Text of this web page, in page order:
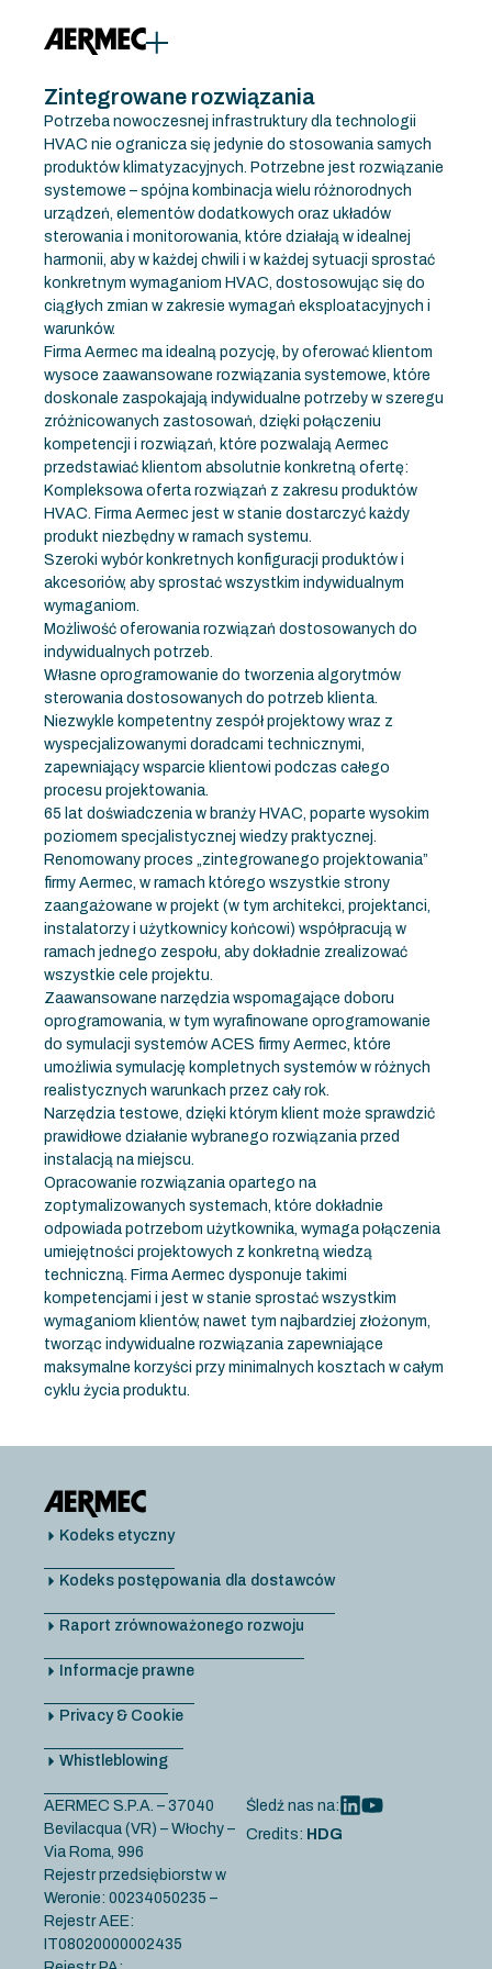
Zintegrowane rozwiązania
Potrzeba nowoczesnej infrastruktury dla technologii
HVAC nie ogranicza się jedynie do stosowania samych
produktów klimatyzacyjnych. Potrzebne jest rozwiązanie
systemowe – spójna kombinacja wielu różnorodnych
urządzeń, elementów dodatkowych oraz układów
sterowania i monitorowania, które działają w idealnej
harmonii, aby w każdej chwili i w każdej sytuacji sprostać
konkretnym wymaganiom HVAC, dostosowując się do
ciągłych zmian w zakresie wymagań eksploatacyjnych i
warunków.
Firma Aermec ma idealną pozycję, by oferować klientom
wysoce zaawansowane rozwiązania systemowe, które
doskonale zaspokajają indywidualne potrzeby w szeregu
zróżnicowanych zastosowań, dzięki połączeniu
kompetencji i rozwiązań, które pozwalają Aermec
przedstawiać klientom absolutnie konkretną ofertę:
Kompleksowa oferta rozwiązań z zakresu produktów
HVAC. Firma Aermec jest w stanie dostarczyć każdy
produkt niezbędny w ramach systemu.
Szeroki wybór konkretnych konfiguracji produktów i
akcesoriów, aby sprostać wszystkim indywidualnym
wymaganiom.
Możliwość oferowania rozwiązań dostosowanych do
indywidualnych potrzeb.
Własne oprogramowanie do tworzenia algorytmów
sterowania dostosowanych do potrzeb klienta.
Niezwykle kompetentny zespół projektowy wraz z
wyspecjalizowanymi doradcami technicznymi,
zapewniający wsparcie klientowi podczas całego
procesu projektowania.
65 lat doświadczenia w branży HVAC, poparte wysokim
poziomem specjalistycznej wiedzy praktycznej.
Renomowany proces „zintegrowanego projektowania”
firmy Aermec, w ramach którego wszystkie strony
zaangażowane w projekt (w tym architekci, projektanci,
instalatorzy i użytkownicy końcowi) współpracują w
ramach jednego zespołu, aby dokładnie zrealizować
wszystkie cele projektu.
Zaawansowane narzędzia wspomagające doboru
oprogramowania, w tym wyrafinowane oprogramowanie
do symulacji systemów ACES firmy Aermec, które
umożliwia symulację kompletnych systemów w różnych
realistycznych warunkach przez cały rok.
Narzędzia testowe, dzięki którym klient może sprawdzić
prawidłowe działanie wybranego rozwiązania przed
instalacją na miejscu.
Opracowanie rozwiązania opartego na
zoptymalizowanych systemach, które dokładnie
odpowiada potrzebom użytkownika, wymaga połączenia
umiejętności projektowych z konkretną wiedzą
techniczną. Firma Aermec dysponuje takimi
kompetencjami i jest w stanie sprostać wszystkim
wymaganiom klientów, nawet tym najbardziej złożonym,
tworząc indywidualne rozwiązania zapewniające
maksymalne korzyści przy minimalnych kosztach w całym
cyklu życia produktu.
Kodeks etyczny
Kodeks postępowania dla dostawców
Raport zrównoważonego rozwoju
Informacje prawne
Privacy & Cookie
Whistleblowing
AERMEC S.P.A. – 37040
Bevilacqua (VR) – Włochy –
Via Roma, 996
Rejestr przedsiębiorstw w
Weronie: 00234050235 –
Rejestr AEE:
IT08020000002435
Śledź nas na:
Credits: HDG